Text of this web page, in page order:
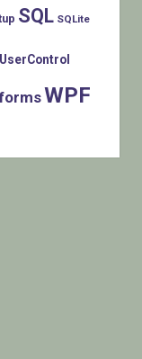
SQL SQLite
UserControl
WPF